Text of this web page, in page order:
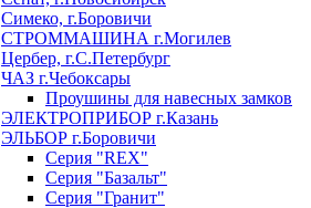
Симеко, г.Боровичи
СТРОММАШИНА г.Могилев
Цербер, г.С.Петербург
ЧАЗ г.Чебоксары
Проушины для навесных замков
ЭЛЕКТРОПРИБОР г.Казань
ЭЛЬБОР г.Боровичи
Серия "REX"
Серия "Базальт"
Серия "Гранит"